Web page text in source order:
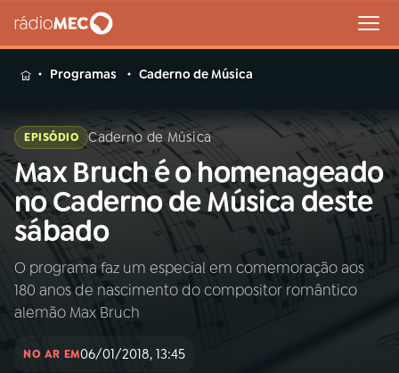
MENU
Buscar
na
Rádio
MEC
Buscar
Início AO VIVO
Programas Caderno de Música
EPISÓDIO Caderno de Música
Max Bruch é o homenageado
no Caderno de Música deste
sábado
O programa faz um especial em comemoração aos
180 anos de nascimento do compositor romântico
alemão Max Bruch
NO AR EM06/01/2018, 13:45